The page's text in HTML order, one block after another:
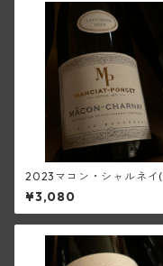
2023マコン・シャルネイ
ンシア・ポンセ)
¥3,080